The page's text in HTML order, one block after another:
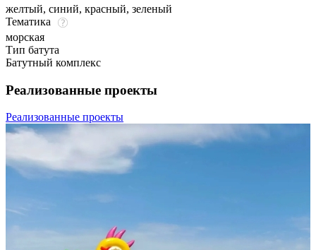
желтый, синий, красный, зеленый
Тематика
морская
Тип батута
Батутный комплекс
Реализованные проекты
Реализованные проекты